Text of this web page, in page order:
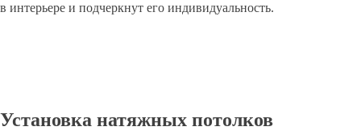
в интерьере и подчеркнут его индивидуальность.
Установка натяжных потолков